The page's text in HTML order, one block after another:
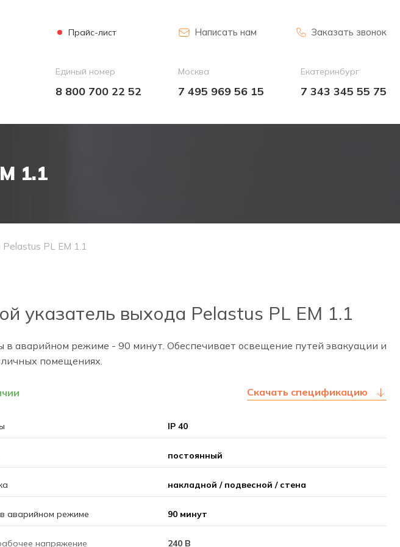
Прайс-лист Написать нам Заказать звонок
Единый номер
8 800 700 22 52
Москва
7 495 969 56 15
Екатеринбург
7 343 345 55 75
1.1
PL EM 1.1
указатель выхода Pelastus PL EM 1.1
в аварийном режиме - 90 минут. Обеспечивает освещение путей эвакуации и
помещениях.
Скачать спецификацию
IP 40
постоянный
накладной / подвесной / стена
аварийном режиме 90 минут
напряжение 240 В